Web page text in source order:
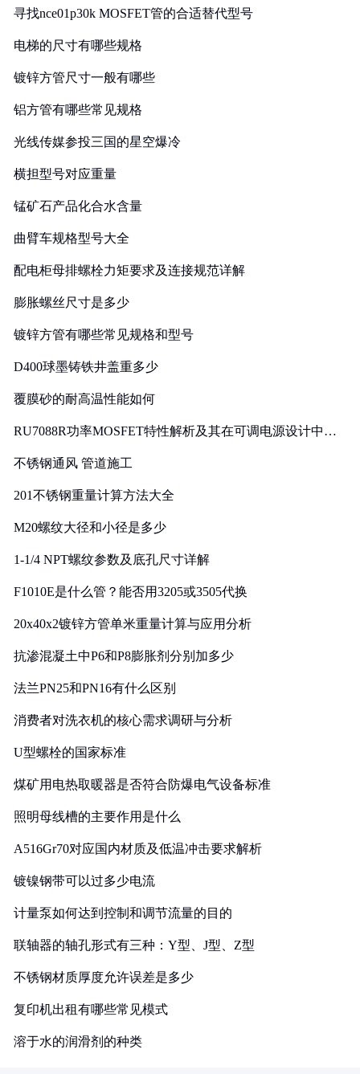
寻找nce01p30k MOSFET管的合适替代型号
电梯的尺寸有哪些规格
镀锌方管尺寸一般有哪些
铝方管有哪些常见规格
光线传媒参投三国的星空爆冷
横担型号对应重量
锰矿石产品化合水含量
曲臂车规格型号大全
配电柜母排螺栓力矩要求及连接规范详解
膨胀螺丝尺寸是多少
镀锌方管有哪些常见规格和型号
D400球墨铸铁井盖重多少
覆膜砂的耐高温性能如何
RU7088R功率MOSFET特性解析及其在可调电源设计中的
不锈钢通风 管道施工
201不锈钢重量计算方法大全
M20螺纹大径和小径是多少
1-1/4 NPT螺纹参数及底孔尺寸详解
F1010E是什么管？能否用3205或3505代换
20x40x2镀锌方管单米重量计算与应用分析
抗渗混凝土中P6和P8膨胀剂分别加多少
法兰PN25和PN16有什么区别
消费者对洗衣机的核心需求调研与分析
U型螺栓的国家标准
煤矿用电热取暖器是否符合防爆电气设备标准
照明母线槽的主要作用是什么
A516Gr70对应国内材质及低温冲击要求解析
镀镍钢带可以过多少电流
计量泵如何达到控制和调节流量的目的
联轴器的轴孔形式有三种：Y型、J型、Z型
不锈钢材质厚度允许误差是多少
复印机出租有哪些常见模式
溶于水的润滑剂的种类